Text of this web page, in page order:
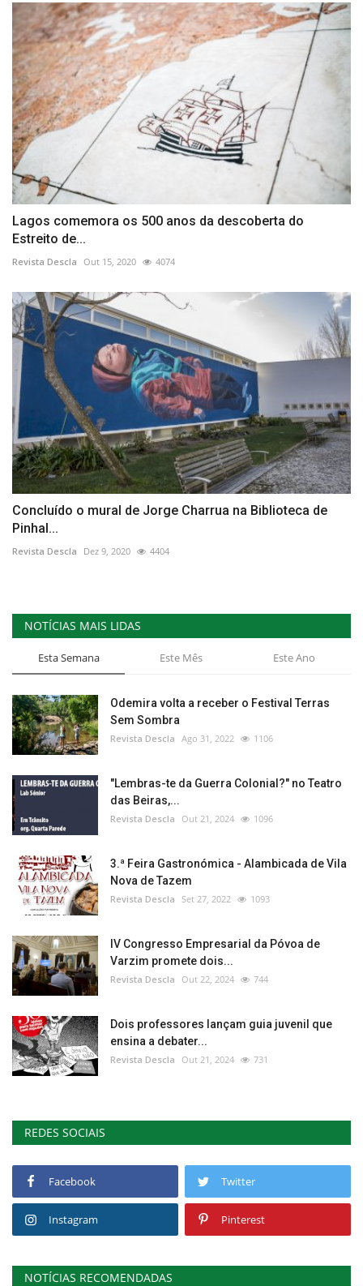
Lagos comemora os 500 anos da descoberta do
Estreito de...
Revista Descla Out 15, 2020 4074
Concluído o mural de Jorge Charrua na Biblioteca de
Pinhal...
Revista Descla Dez 9, 2020 4404
NOTÍCIAS MAIS LIDAS
Esta Semana Este Mês Este Ano
Odemira volta a receber o Festival Terras
Sem Sombra
Revista Descla Ago 31, 2022 1106
"Lembras-te da Guerra Colonial?" no Teatro
das Beiras,...
Revista Descla Out 21, 2024 1096
3.ª Feira Gastronómica - Alambicada de Vila
Nova de Tazem
Revista Descla Set 27, 2022 1093
IV Congresso Empresarial da Póvoa de
Varzim promete dois...
Revista Descla Out 22, 2024 744
Dois professores lançam guia juvenil que
ensina a debater...
Revista Descla Out 21, 2024 731
REDES SOCIAIS
Facebook Twitter
Instagram Pinterest
NOTÍCIAS RECOMENDADAS